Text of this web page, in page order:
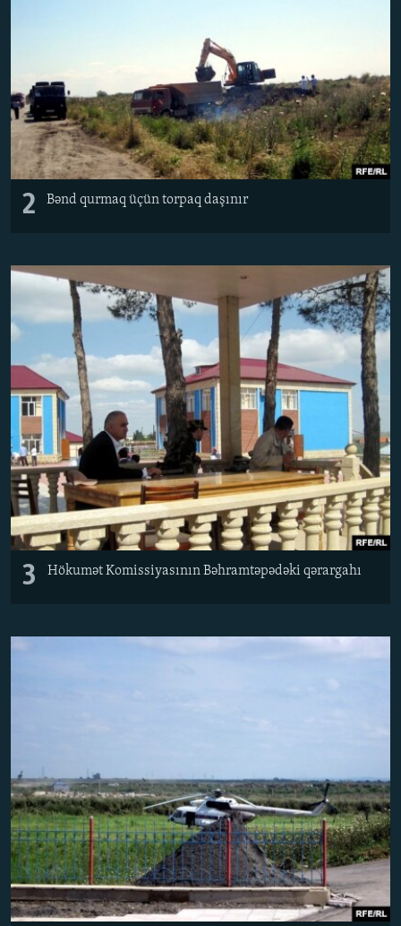
2 Bənd qurmaq üçün torpaq daşınır
3 Hökumət Komissiyasının Bəhramtəpədəki qərargahı